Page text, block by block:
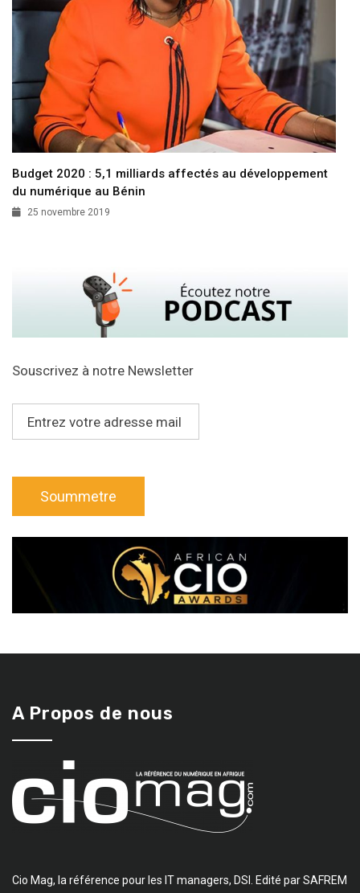
Budget 2020 : 5,1 milliards affectés au développement
du numérique au Bénin
25 novembre 2019
Souscrivez à notre Newsletter
A Propos de nous
Cio Mag, la référence pour les IT managers, DSI. Edité par SAFREM